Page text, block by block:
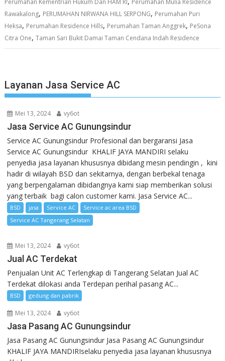
Rawakalong, PERUMAHAN NIRWANA HILL SERPONG, Perumahan Puri
Heksa, Perumahan Residence Hills, Perumahan Taman Anggrek, PeSona
Citra One,Taman Sari Bukit Damai Taman Cendana Indah Residence
Layanan Jasa Service AC
Mei 13, 2024 vy6ot
Jasa Service AC Gunungsindur
Service AC Gunungsindur Profesional dan bergaransi Jasa
Service AC Gunungsindur KHALIF JAYA MANDIRI selaku
penyedia jasa layanan khususnya dibidang mesin pendingin , kini
hadir di wilayah BSD dan sekitarnya, dengan berbekal tenaga
yang berpengalaman dibidangnya kami siap memberikan solusi
yang terbaik bagi calon customer kami. Jasa Service AC...
BSD jasa Service AC
Service ac area BSD
Service AC Tangerang Selatan
Mei 13, 2024 vy6ot
Jual AC Terdekat
Penjualan Unit AC Terlengkap di Tangerang Selatan Jual AC
Terdekat dilokasi anda Terdepan perihal pasang AC...
BSD gedung dan pabrik
Mei 13, 2024 vy6ot
Jasa Pasang AC Gunungsindur
Jasa Pasang AC Gunungsindur Jasa Pasang AC Gunungsindur
KHALIF JAYA MANDIRIselaku penyedia jasa layanan khususnya